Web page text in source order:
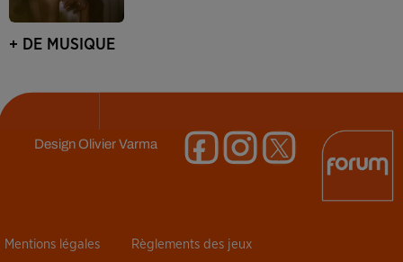
+ DE MUSIQUE
DesignOlivier Varma
Mentions légales Règlements des jeux